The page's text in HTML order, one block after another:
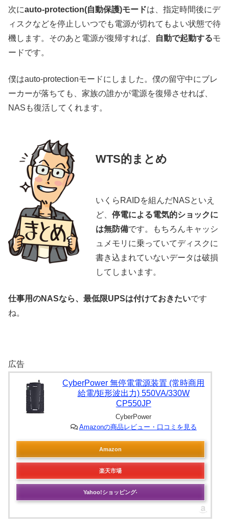
次にauto-protection(自動保護)モードは、指定時間後にデ
ィスクなどを停止しいつでも電源が切れてもよい状態で待
機します。そのあと電源が復帰すれば、
自動で起動するモ
ードです。
僕はauto-protectionモードにしました。僕の留守中にブレ
ーカーが落ちても、家族の誰かが電源を復帰させれば、
NASも復活してくれます。
WTS的まとめ
いくらRAIDを組んだNASといえ
ど、 停電による電気的ショックに
は無防備です。もちろんキャッシ
ュメモリに乗っていてディスクに
書き込まれていないデータは破損
してしまいます。
仕事用のNASなら、最低限UPSは付けておきたいです
ね。
広告
CyberPower 無停電電源装置 (常時商用
給電/矩形波出力) 550VA/330W
CP550JP
CyberPower
Amazonの商品レビュー・口コミを見る
Amazon
楽天市場
Yahoo!ショッピング